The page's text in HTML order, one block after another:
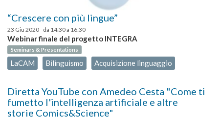
“Crescere con più lingue”
23 Giu 2020 - da 14:30a 16:30
Webinar finale del progetto INTEGRA
Seminars & Presentations
LaCAM Bilinguismo Acquisizione linguaggio
Diretta YouTube con Amedeo Cesta "Come ti
fumetto l'intelligenza artificiale e altre
storie Comics&Science"